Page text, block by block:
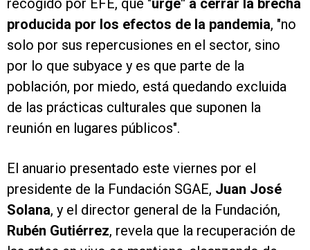
recogido por EFE, que "urge" a cerrar la brecha
producida por los efectos de la pandemia, "no
solo por sus repercusiones en el sector, sino
por lo que subyace y es que parte de la
población, por miedo, está quedando excluida
de las prácticas culturales que suponen la
reunión en lugares públicos".
El anuario presentado este viernes por el
presidente de la Fundación SGAE, Juan José
Solana, y el director general de la Fundación,
Rubén Gutiérrez, revela que la recuperación de